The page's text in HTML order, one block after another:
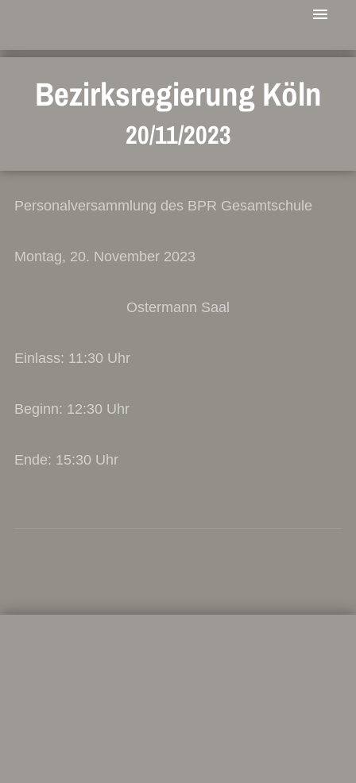
Bezirksregierung Köln
20/11/2023
Personalversammlung des BPR Gesamtschule
Montag, 20. November 2023
Ostermann Saal
Einlass: 11:30 Uhr
Beginn: 12:30 Uhr
Ende: 15:30 Uhr